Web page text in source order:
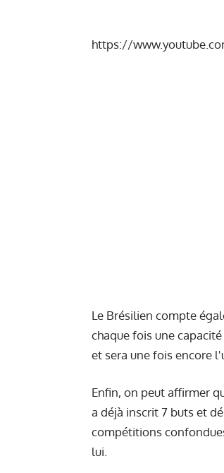
https://
Le Brésilien compte
chaque fois une
et sera une fois encore
Enfin, on peut affirmer
a déjà inscrit 7 buts et
compétitions
lui.